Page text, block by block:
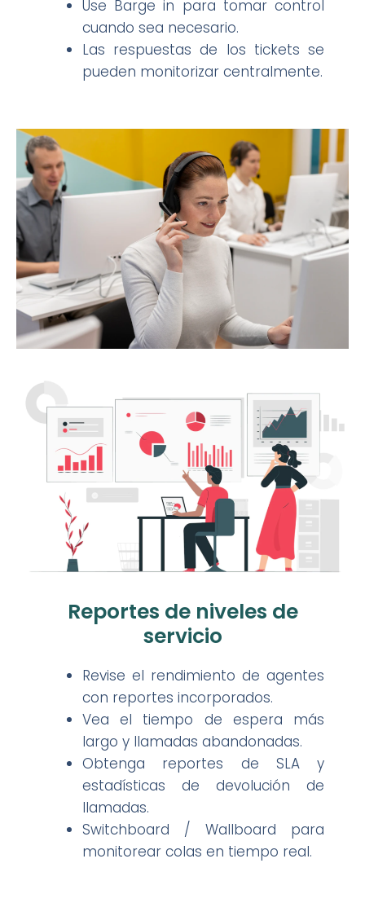
Use Barge in para tomar control
cuando sea necesario.
Las respuestas de los tickets se
pueden monitorizar centralmente.
Reportes de niveles de
servicio
Revise el rendimiento de agentes
con reportes incorporados.
Vea el tiempo de espera más
largo y llamadas abandonadas.
Obtenga reportes de SLA y
estadísticas de devolución de
llamadas.
Switchboard / Wallboard para
monitorear colas en tiempo real.